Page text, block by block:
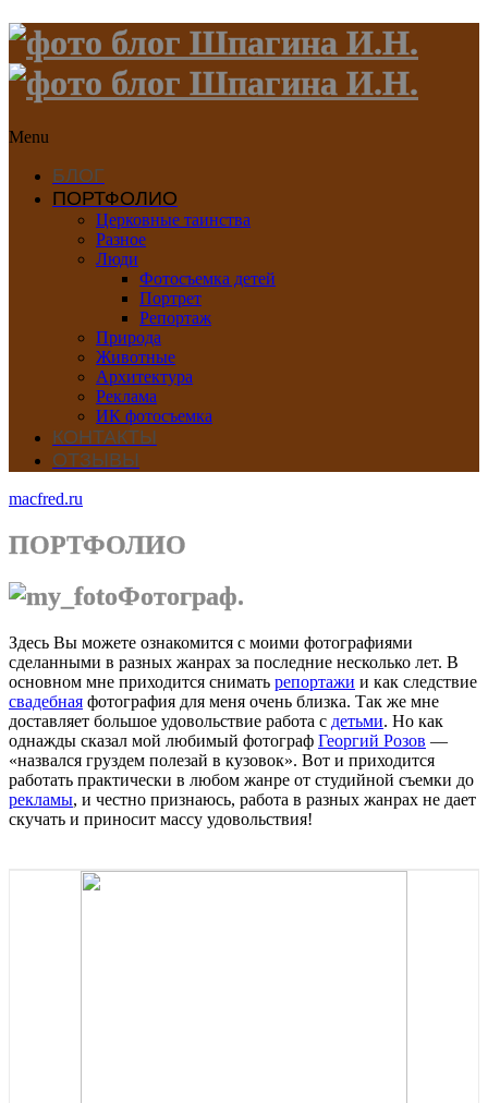
Menu
БЛОГ
ПОРТФОЛИО
Церковные таинства
Разное
Люди
Фотосъемка детей
Портрет
Репортаж
Природа
Животные
Архитектура
Реклама
ИК фотосъемка
КОНТАКТЫ
ОТЗЫВЫ
macfred.ru
ПОРТФОЛИО
Фотограф.
Здесь Вы можете ознакомится с моими фотографиями
сделанными в разных жанрах за последние несколько лет. В
основном мне приходится снимать репортажи и как следствие
свадебная фотография для меня очень близка. Так же мне
доставляет большое удовольствие работа с детьми. Но как
однажды сказал мой любимый фотограф Георгий Розов —
«назвался груздем полезай в кузовок». Вот и приходится
работать практически в любом жанре от студийной съемки до
рекламы, и честно признаюсь, работа в разных жанрах не дает
скучать и приносит массу удовольствия!